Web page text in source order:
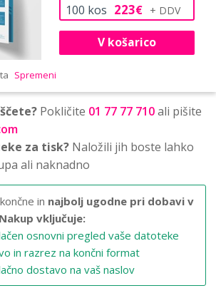
100 kos 223€
V košarico
Spremeni
Pokličite 01 77 77 710ali pišite
za tisk? Naložili jih boste lahko
ali naknadno
in najbolj ugodne pri dobavi v
Nakup vključuje:
osnovni pregled vaše datoteke
in razrez na končni format
dostavo na vaš naslov